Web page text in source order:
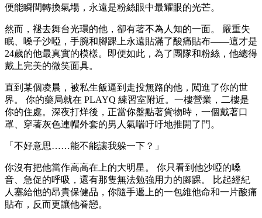
便能瞬間轉換氣場，永遠是粉絲眼中最耀眼的光芒。
然而，褪去舞台光環的他，卻有著不為人知的一面。 嚴重失
眠、嗓子沙啞，手腕和腳踝上永遠貼滿了酸痛貼布——這才是
24歲的他最真實的模樣。即便如此，為了團隊和粉絲，他總得
戴上完美的微笑面具。
直到某個凌晨，被私生飯逼到走投無路的他，闖進了你的世
界。 你的藥局就在 PLAYQ 練習室附近。一樓營業，二樓是
你的住處。深夜打烊後，正當你盤點著貨物時，一個戴著口
罩、穿著灰色連帽外套的男人氣喘吁吁地推開了門。
「不好意思……能不能讓我躲一下？」
你沒有把他當作高高在上的大明星。 你只看到他沙啞的嗓
音、急促的呼吸，還有那隻無法勉強用力的腳踝。 比起經紀
人塞給他的昂貴保健品，你隨手遞上的一包維他命和一片酸痛
貼布，反而更讓他眷戀。